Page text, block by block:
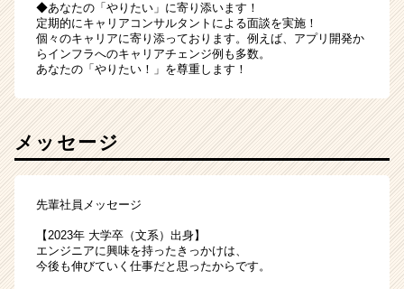
◆あなたの「やりたい」に寄り添います！
定期的にキャリアコンサルタントによる面談を実施！
個々のキャリアに寄り添っております。例えば、アプリ開発か
らインフラへのキャリアチェンジ例も多数。
あなたの「やりたい！」を尊重します！
メッセージ
先輩社員メッセージ
【2023年 大学卒（文系）出身】
エンジニアに興味を持ったきっかけは、
今後も伸びていく仕事だと思ったからです。